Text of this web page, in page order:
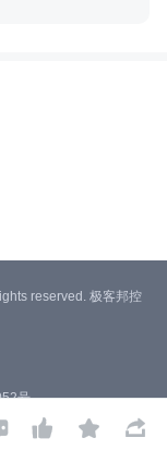
  
reserved. 极客邦控
号